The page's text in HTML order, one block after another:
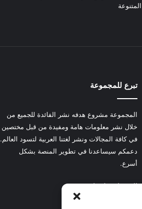
المتنوعة
تبرع للمجموعة
المجموعة مشروع هدفه نشر الفائدة للجميع من
خلال نشر معلومات هامة ومفيدة من قبل مختصين
في كافة المجالات ونشر لغتنا العربية لتسود العالم.
دعمكم سيساعدنا في تطوير المنصة بشكل
أسرع.
للتبرعاضغط هنا